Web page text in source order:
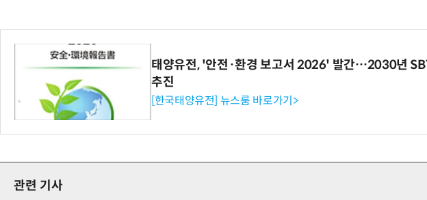
태양유전, '안전·환경 보고서 2026' 발간…2030년
추진
[한국태양유전] 뉴스룸 바로가기>
관련 기사